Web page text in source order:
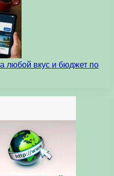
любой вкус и бюджет по